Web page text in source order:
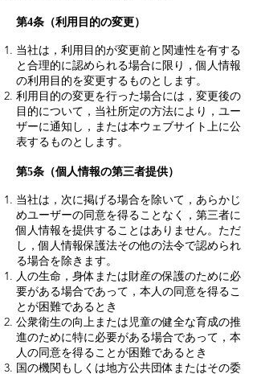
第4条（利用目的の変更）
当社は，利用目的が変更前と関連性を有する
と合理的に認められる場合に限り，個人情報
の利用目的を変更するものとします。
利用目的の変更を行った場合には，変更後の
目的について，当社所定の方法により，ユー
ザーに通知し，または本ウェブサイト上に公
表するものとします。
第5条（個人情報の第三者提供）
当社は，次に掲げる場合を除いて，あらかじ
めユーザーの同意を得ることなく，第三者に
個人情報を提供することはありません。ただ
し，個人情報保護法その他の法令で認められ
る場合を除きます。
人の生命，身体または財産の保護のために必
要がある場合であって，本人の同意を得るこ
とが困難であるとき
公衆衛生の向上または児童の健全な育成の推
進のために特に必要がある場合であって，本
人の同意を得ることが困難であるとき
国の機関もしくは地方公共団体またはその委